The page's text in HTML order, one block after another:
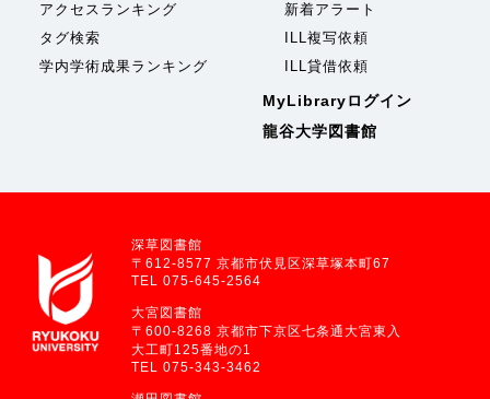
アクセスランキング
タグ検索
学内学術成果ランキング
新着アラート
ILL複写依頼
ILL貸借依頼
MyLibraryログイン
龍谷大学図書館
深草図書館
〒612-8577 京都市伏見区深草塚本町67
TEL 075-645-2564
大宮図書館
〒600-8268 京都市下京区七条通大宮東入
大工町125番地の1
TEL 075-343-3462